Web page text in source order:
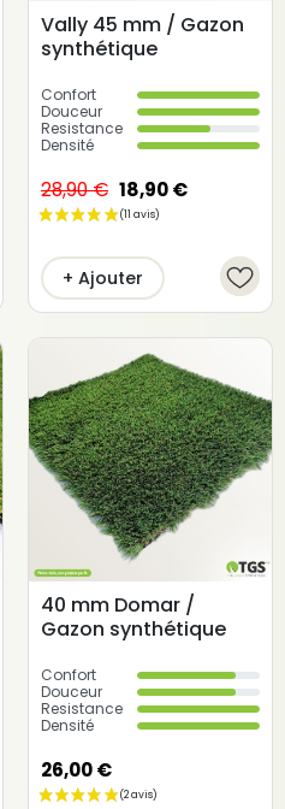
Vally 45 mm / Gazon
synthétique
Confort
Douceur
Resistance
Densité
28,90 € 18,90 €
+ Ajouter
40 mm Domar /
Gazon synthétique
Confort
Douceur
Resistance
Densité
26,00 €